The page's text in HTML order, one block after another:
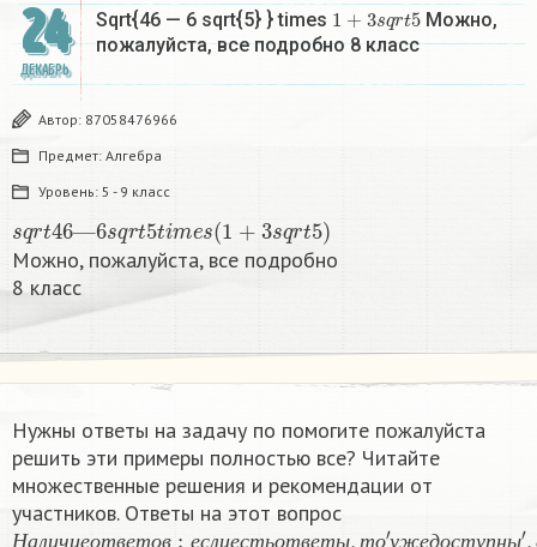
24
ДЕКАБРЬ
Sqrt{46 — 6 sqrt{5} } times 1+3sqrt5
Можно,
пожалуйста, все подробно 8 класс​
Автор: 87058476966
Предмет: Алгебра
Уровень: 5 - 9 класс
t 46 6 t5t im 1+ q )
Можно, пожалуйста, все подробно
8 класс​
Нужны ответы на задачу по помогите пожалуйста
решить эти примеры полностью все​? Читайте
множественные решения и рекомендации от
участников. Ответы на этот вопрос
Наличиеотве тов :ес ли есть о тветы,т ж с с
—′поканет′